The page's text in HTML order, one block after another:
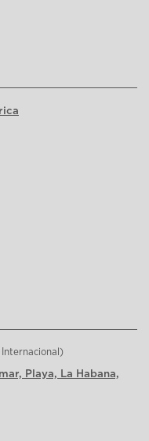
Playa, La Habana,